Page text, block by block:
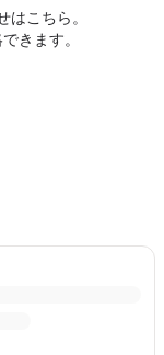
こちら。
きます。